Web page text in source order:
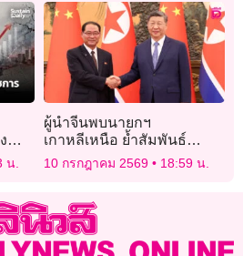
น.
ผู้นำจีนพบนายกฯ
เกาหลีเหนือ ย้ำสัมพันธ์
แน่นแฟ้นครบรอบ 65 ปีสนธิ
สัญญา
10 กรกฎาคม 2569 18:59 น.